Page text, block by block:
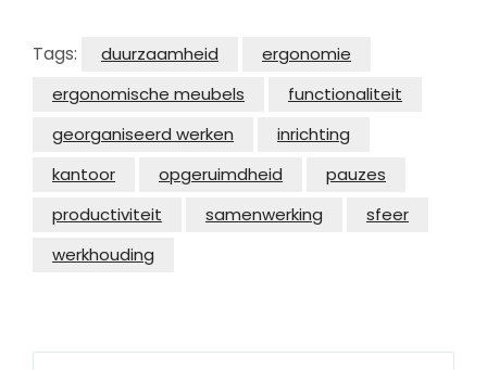
Tags: duurzaamheid
ergonomie
ergonomische meubels
functionaliteit
georganiseerd werken
inrichting
kantoor
opgeruimdheid
pauzes
productiviteit
samenwerking
sfeer
werkhouding